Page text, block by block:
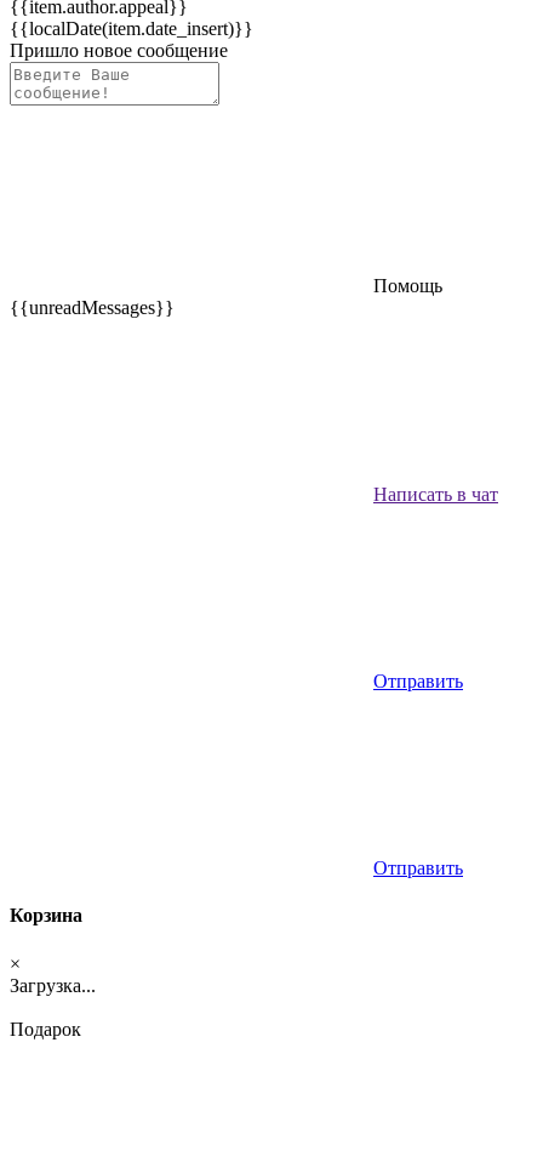
{{item.author.appeal}}
{{localDate(item.date_insert)}}
Пришло новое сообщение
Помощь
{{unreadMessages}}
Написать в чат
Отправить
Отправить
Корзина
×
Загрузка...
Подарок